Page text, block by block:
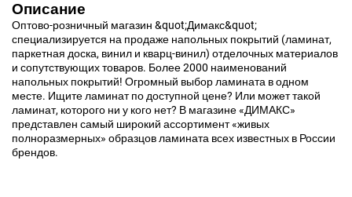
Описание
Оптово-розничный магазин &quot;Димакс&quot;
специализируется на продаже напольных покрытий (ламинат,
паркетная доска, винил и кварц-винил) отделочных материалов
и сопутствующих товаров. Более 2000 наименований
напольных покрытий! Огромный выбор ламината в одном
месте. Ищите ламинат по доступной цене? Или может такой
ламинат, которого ни у кого нет? В магазине «ДИМАКС»
представлен самый широкий ассортимент «живых
полноразмерных» образцов ламината всех известных в России
брендов.